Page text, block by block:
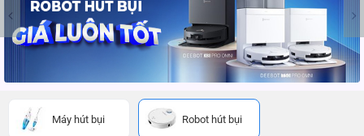
Máy hút bụi Robot hút bụi